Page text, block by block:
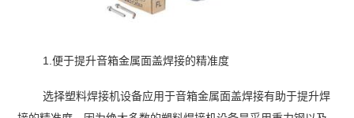
1.便于提升音箱金属面盖焊接的精准度
选择塑料焊接机设备应用于音箱金属面盖焊接有助于提升焊